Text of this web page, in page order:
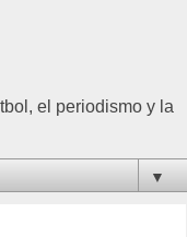
el periodismo y la
▼